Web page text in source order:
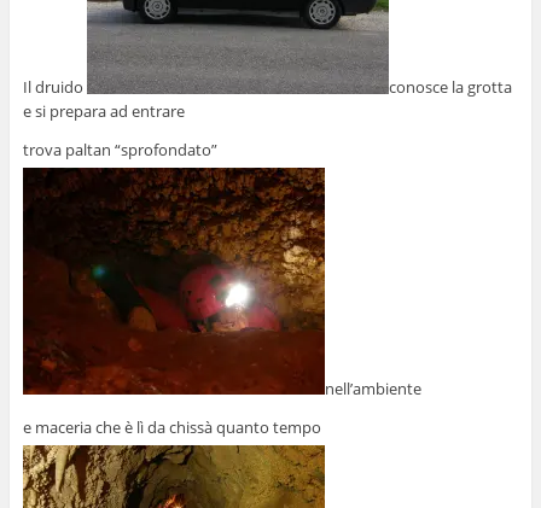
Il druido
conosce la grotta
e si prepara ad entrare
trova paltan “sprofondato”
nell’ambiente
e maceria che è lì da chissà quanto tempo